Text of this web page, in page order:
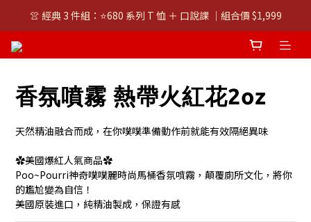
👚 經典 3 件組：⭐680 系列 T 恤 ＋ 口說課 ｜組合價 $1,999
👚 經典 3 件組：⭐680 系列 T 恤 ＋ 口說課 ｜組合價 $1,999
香氛噴霧 熱帶火紅花2oz
天然精油融合而成，在你噗噗準備動作前就能有效隔絕異味
✿美國爆紅人氣商品✿
Poo~Pourri神奇噗噗麗時尚馬桶香氛噴霧，顛覆廁所文化，將你
的尷尬變為自信！
美國原裝進口，純精油製成，保證有感